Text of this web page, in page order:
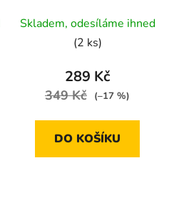
Skladem, odesíláme ihned
(2 ks)
289 Kč
349 Kč (–17 %)
DO KOŠÍKU